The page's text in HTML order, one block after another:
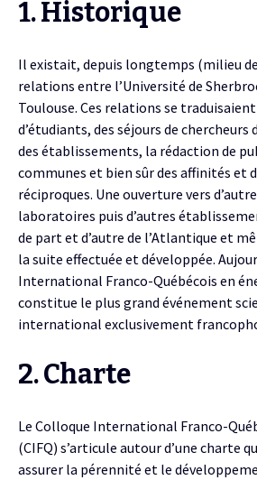
1. Historique
Il existait, depuis longtemps (milieu
relations entre l’Université de
Toulouse. Ces relations se
d’étudiants, des séjours de chercheurs
des établissements, la rédaction de
communes et bien sûr des affinités et
réciproques. Une ouverture vers
laboratoires puis d’autres
de part et d’autre de l’Atlantique et
la suite effectuée et développée.
International Franco-Québécois en
constitue le plus grand événement
international exclusivement
2. Charte
Le Colloque International Franco-
(CIFQ) s’articule autour d’une charte
assurer la pérennité et le